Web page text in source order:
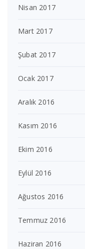
Nisan 2017
Mart 2017
Şubat 2017
Ocak 2017
Aralık 2016
Kasım 2016
Ekim 2016
Eylül 2016
Ağustos 2016
Temmuz 2016
Haziran 2016